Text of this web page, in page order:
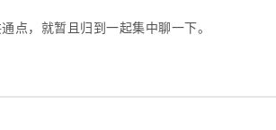
点，就暂且归到一起集中聊一下。